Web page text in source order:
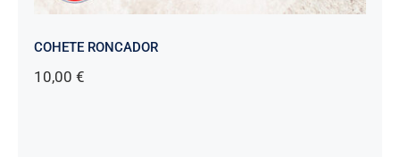
COHETE RONCADOR
10,00 €